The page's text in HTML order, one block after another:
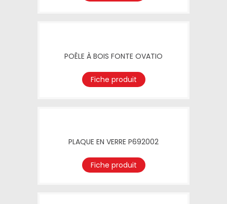
POÊLE À BOIS FONTE OVATIO
Fiche produit
PLAQUE EN VERRE P692002
Fiche produit